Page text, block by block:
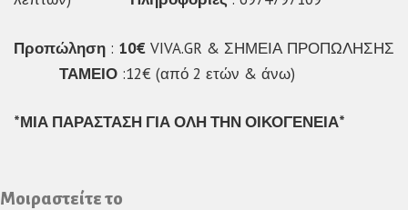
Προπώληση : 10€ VIVA.GR & ΣΗΜΕΙΑ ΠΡΟΠΩΛΗΣΗΣ
ΤΑΜΕΙΟ :12€ (από 2 ετών & άνω)
*ΜΙΑ ΠΑΡΑΣΤΑΣΗ ΓΙΑ ΟΛΗ ΤΗΝ ΟΙΚΟΓΕΝΕΙΑ*
Μοιραστείτε το